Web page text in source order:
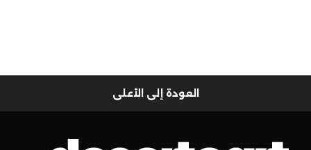
العودة إلى الأعلى